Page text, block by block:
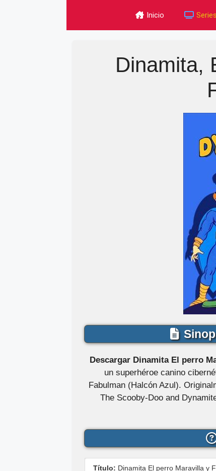
Inicio Series
Dinamita,
Descargar Dinamita El perro
un superhéroe canino
Fabulman (Halcón Azul).
The Scooby-Doo and
Título: Dinamita El perro Maravilla y